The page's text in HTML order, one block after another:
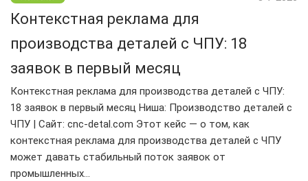
Контекстная реклама для
производства деталей с ЧПУ: 18
заявок в первый месяц
Контекстная реклама для производства деталей с ЧПУ:
18 заявок в первый месяц Ниша: Производство деталей с
ЧПУ | Сайт: cnc-detal.com Этот кейс — о том, как
контекстная реклама для производства деталей с ЧПУ
может давать стабильный поток заявок от
промышленных…